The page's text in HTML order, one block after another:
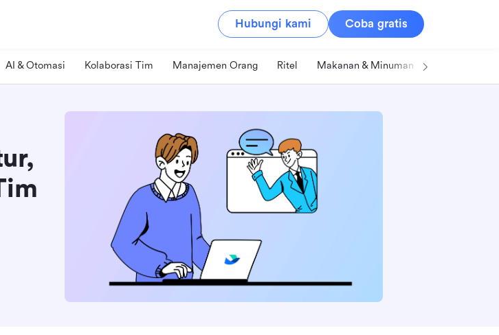
Hubungi kami Coba gratis
AI & Otomasi Kolaborasi Tim Manajemen Orang Ritel Makanan & Minuman